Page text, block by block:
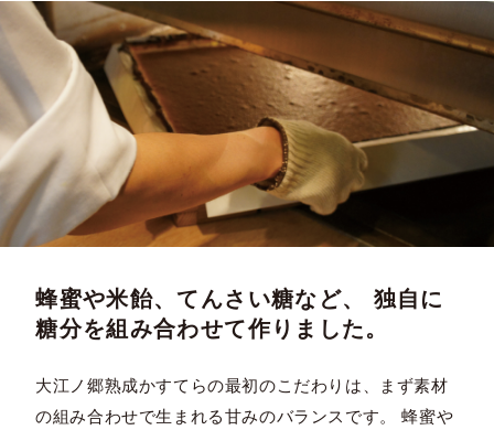
蜂蜜や米飴、てんさい糖など、 独自に
糖分を組み合わせて作りました。
大江ノ郷熟成かすてらの最初のこだわりは、まず素材
の組み合わせで生まれる甘みのバランスです。 蜂蜜や